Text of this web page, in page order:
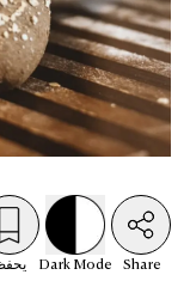
Share
Dark Mode